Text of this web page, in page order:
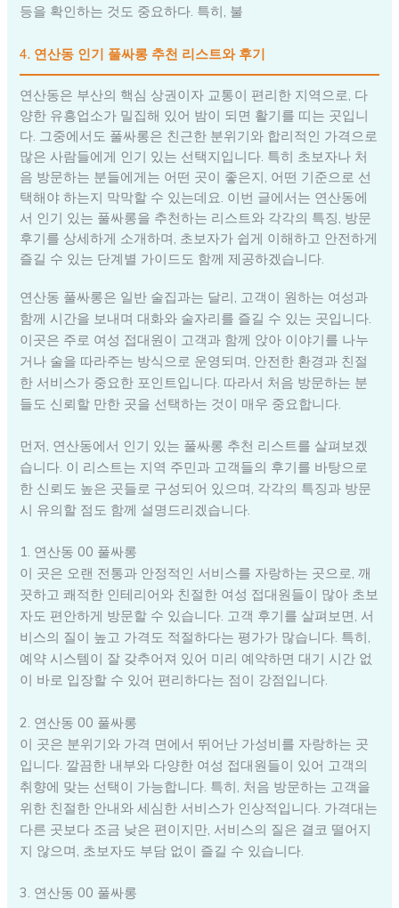
등을 확인하는 것도 중요하다. 특히, 불
4. 연산동 인기 풀싸롱 추천 리스트와 후기
연산동은 부산의 핵심 상권이자 교통이 편리한 지역으로, 다
양한 유흥업소가 밀집해 있어 밤이 되면 활기를 띠는 곳입니
다. 그중에서도 풀싸롱은 친근한 분위기와 합리적인 가격으로
많은 사람들에게 인기 있는 선택지입니다. 특히 초보자나 처
음 방문하는 분들에게는 어떤 곳이 좋은지, 어떤 기준으로 선
택해야 하는지 막막할 수 있는데요. 이번 글에서는 연산동에
서 인기 있는 풀싸롱을 추천하는 리스트와 각각의 특징, 방문
후기를 상세하게 소개하며, 초보자가 쉽게 이해하고 안전하게
즐길 수 있는 단계별 가이드도 함께 제공하겠습니다.
연산동 풀싸롱은 일반 술집과는 달리, 고객이 원하는 여성과
함께 시간을 보내며 대화와 술자리를 즐길 수 있는 곳입니다.
이곳은 주로 여성 접대원이 고객과 함께 앉아 이야기를 나누
거나 술을 따라주는 방식으로 운영되며, 안전한 환경과 친절
한 서비스가 중요한 포인트입니다. 따라서 처음 방문하는 분
들도 신뢰할 만한 곳을 선택하는 것이 매우 중요합니다.
먼저, 연산동에서 인기 있는 풀싸롱 추천 리스트를 살펴보겠
습니다. 이 리스트는 지역 주민과 고객들의 후기를 바탕으로
한 신뢰도 높은 곳들로 구성되어 있으며, 각각의 특징과 방문
시 유의할 점도 함께 설명드리겠습니다.
1. 연산동 00 풀싸롱
이 곳은 오랜 전통과 안정적인 서비스를 자랑하는 곳으로, 깨
끗하고 쾌적한 인테리어와 친절한 여성 접대원들이 많아 초보
자도 편안하게 방문할 수 있습니다. 고객 후기를 살펴보면, 서
비스의 질이 높고 가격도 적절하다는 평가가 많습니다. 특히,
예약 시스템이 잘 갖추어져 있어 미리 예약하면 대기 시간 없
이 바로 입장할 수 있어 편리하다는 점이 강점입니다.
2. 연산동 00 풀싸롱
이 곳은 분위기와 가격 면에서 뛰어난 가성비를 자랑하는 곳
입니다. 깔끔한 내부와 다양한 여성 접대원들이 있어 고객의
취향에 맞는 선택이 가능합니다. 특히, 처음 방문하는 고객을
위한 친절한 안내와 세심한 서비스가 인상적입니다. 가격대는
다른 곳보다 조금 낮은 편이지만, 서비스의 질은 결코 떨어지
지 않으며, 초보자도 부담 없이 즐길 수 있습니다.
3. 연산동 00 풀싸롱